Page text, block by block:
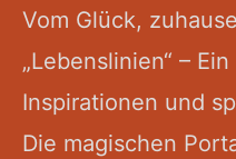
Vom Glück,
„Lebenslinien“ –
Inspirationen und
Die magischen